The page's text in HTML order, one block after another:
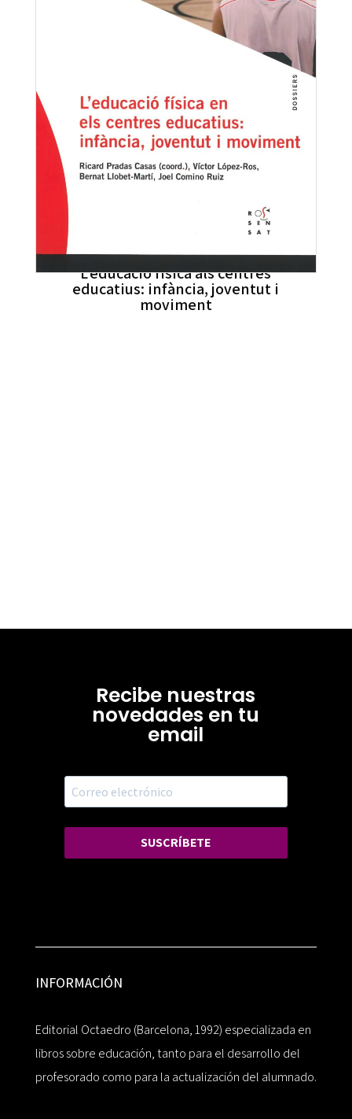
L’educació física als centres
educatius: infància, joventut i
moviment
Recibe nuestras
novedades en tu
email
SUSCRÍBETE
INFORMACIÓN
Editorial Octaedro (Barcelona, 1992) especializada en
libros sobre educación, tanto para el desarrollo del
profesorado como para la actualización del alumnado.